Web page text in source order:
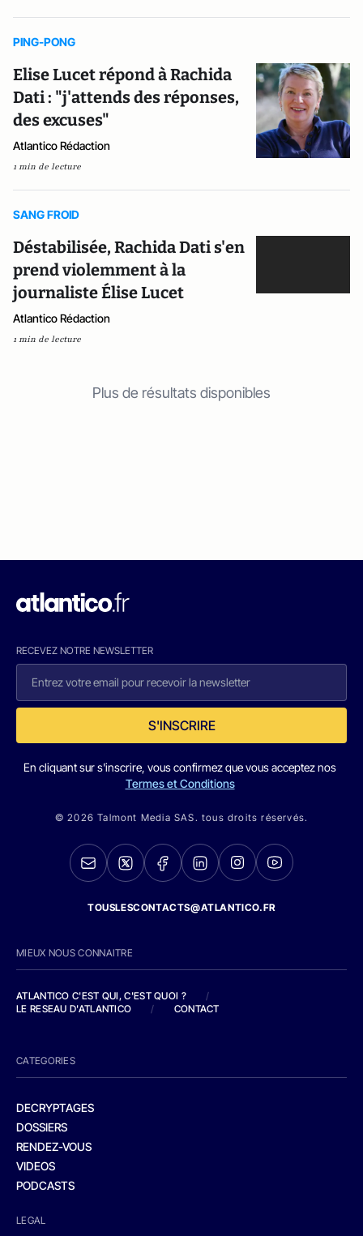
PING-PONG
Elise Lucet répond à Rachida
Dati : "j'attends des réponses,
des excuses"
Atlantico Rédaction
1 min de lecture
SANG FROID
Déstabilisée, Rachida Dati s'en
prend violemment à la
journaliste Élise Lucet
Atlantico Rédaction
1 min de lecture
Plus de résultats disponibles
RECEVEZ NOTRE NEWSLETTER
S'INSCRIRE
En cliquant sur s'inscrire, vous confirmez que vous acceptez nos
Termes et Conditions
© 2026 Talmont Media SAS. tous droits réservés.
TOUSLESCONTACTS@ATLANTICO.FR
MIEUX NOUS CONNAITRE
ATLANTICO C'EST QUI, C'EST QUOI ?
/
LE RESEAU D'ATLANTICO
/ CONTACT
CATEGORIES
DECRYPTAGES
DOSSIERS
RENDEZ-VOUS
VIDEOS
PODCASTS
LEGAL